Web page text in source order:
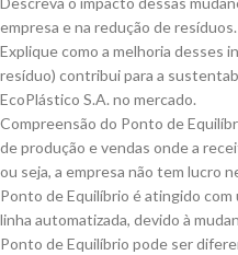
empresa e na redução de resíduos.
Explique como a melhoria desses
resíduo) contribui para a
EcoPlástico S.A. no mercado.
Compreensão do Ponto de
de produção e vendas onde a
ou seja, a empresa não tem lucro
Ponto de Equilíbrio é atingido com
linha automatizada, devido à
Ponto de Equilíbrio pode ser